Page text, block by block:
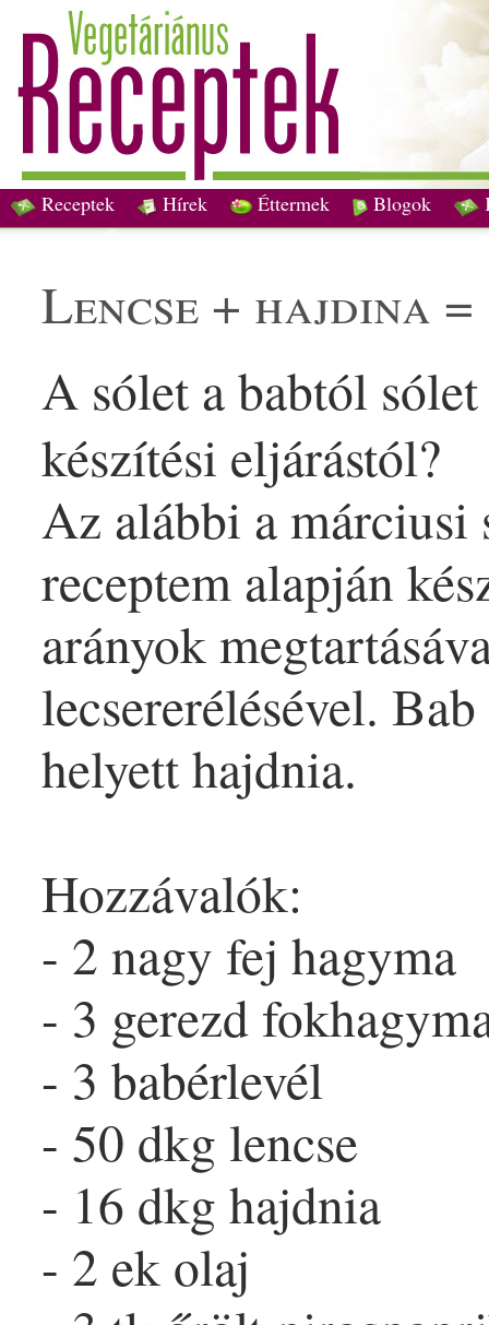
Receptek Hírek Éttermek Blogok
lencse + hajdina
A sólet ababtól
készítési eljárástól?
Az alábbi a márciusi
receptem alapján
arányok
lecsererélésével.Bab
helyett hajdnia.
Hozzávalók:
- 2 nagy fejhagyma
- 3 gerezd
- 3babérlevél
- 50 dkg lencse
- 16 dkg hajdnia
- 2 ek olaj